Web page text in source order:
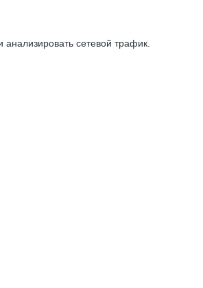
сетевой трафик.